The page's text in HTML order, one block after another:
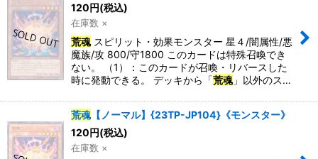
120円(税込)
在庫数 ×
荒魂スピリット・効果モンスター 星４/闇属性/悪
魔族/攻 800/守1800 このカードは特殊召喚でき
ない。 （1）：このカードが召喚・リバースした
時に発動できる。 デッキから「荒魂」以外のス…
荒魂【ノーマル】{23TP-JP104}《モンスター》
120円(税込)
在庫数 ×